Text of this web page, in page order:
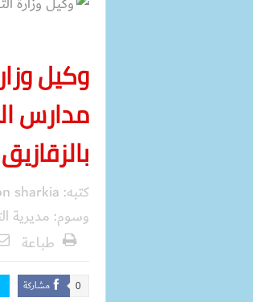
وكيل
مدارس
بالزقازيق
كتبه: sharkia
وسوم: مديرية
طباعة
مشاركة 0